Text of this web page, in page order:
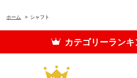
ホーム > シャフト
カテゴリーラン